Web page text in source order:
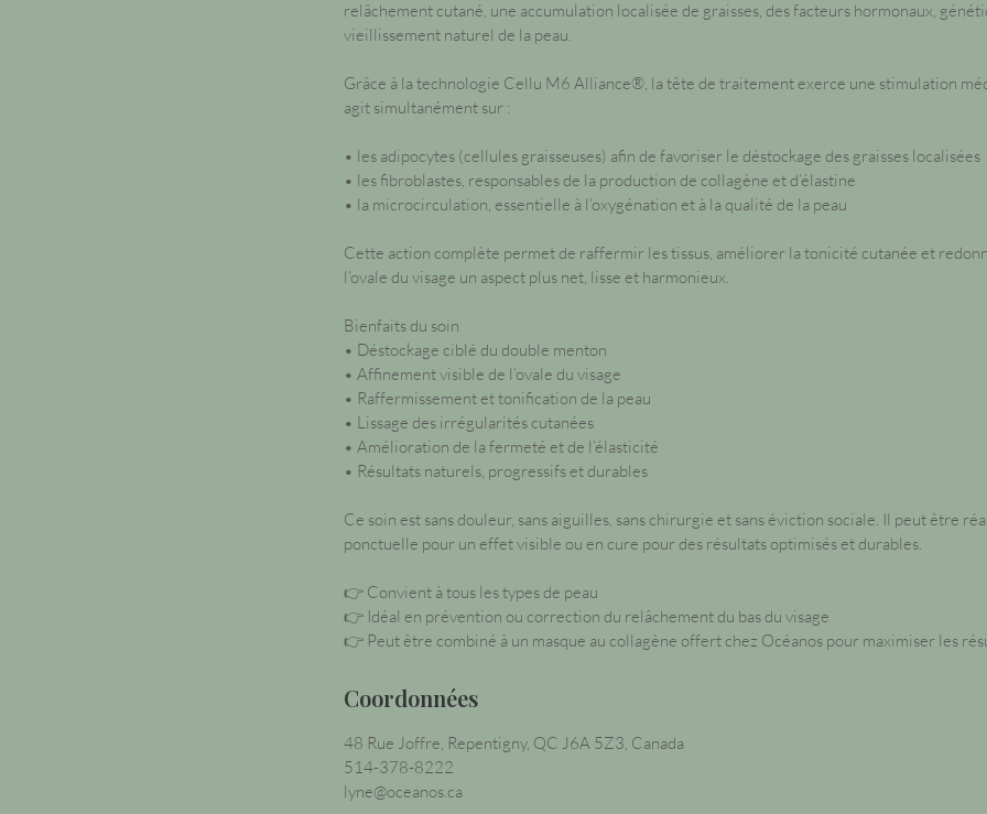
relâchement cutané, une accumulation localisée de graisses, des facteurs hormonaux,
vieillissement naturel de la peau.
Grâce à la technologie Cellu M6 Alliance®, la tête de traitement exerce une stimulation
agit simultanément sur :
• les adipocytes (cellules graisseuses) afin de favoriser le déstockage des graisses localisées
• les fibroblastes, responsables de la production de collagène et d’élastine
• la microcirculation, essentielle à l’oxygénation et à la qualité de la peau
Cette action complète permet de raffermir les tissus, améliorer la tonicité cutanée et
l’ovale du visage un aspect plus net, lisse et harmonieux.
Bienfaits du soin
• Déstockage ciblé du double menton
• Affinement visible de l’ovale du visage
• Raffermissement et tonification de la peau
• Lissage des irrégularités cutanées
• Amélioration de la fermeté et de l’élasticité
• Résultats naturels, progressifs et durables
Ce soin est sans douleur, sans aiguilles, sans chirurgie et sans éviction sociale. Il peut être
ponctuelle pour un effet visible ou en cure pour des résultats optimisés et durables.
👉 Convient à tous les types de peau
👉 Idéal en prévention ou correction du relâchement du bas du visage
👉 Peut être combiné à un masque au collagène offert chez Océanos pour maximiser les
Coordonnées
48 Rue Joffre, Repentigny, QC J6A 5Z3, Canada
514-378-8222
lyne@oceanos.ca